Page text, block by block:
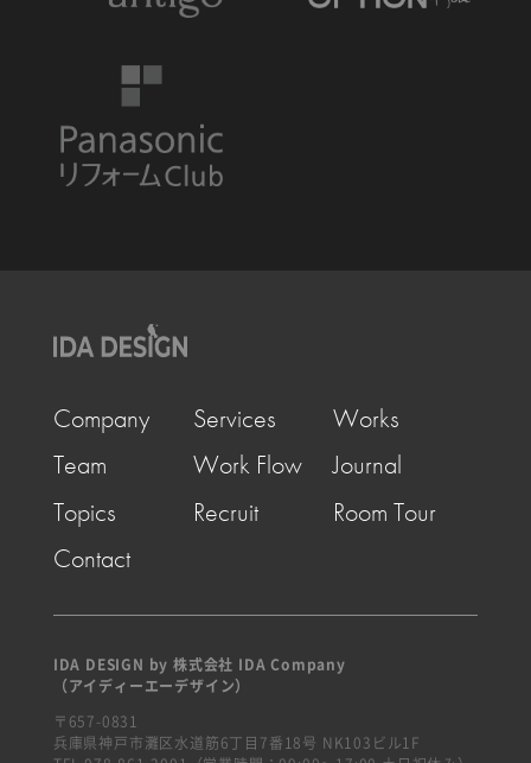
Company Services
Works
Team
Work Flow
Journal
Topics
Recruit
Room Tour
Contact
IDA DESIGN by 株式会社 IDA Company
（アイディーエーデザイン）
〒657-0831
兵庫県神戸市灘区水道筋6丁目7番18号 NK103ビル1F